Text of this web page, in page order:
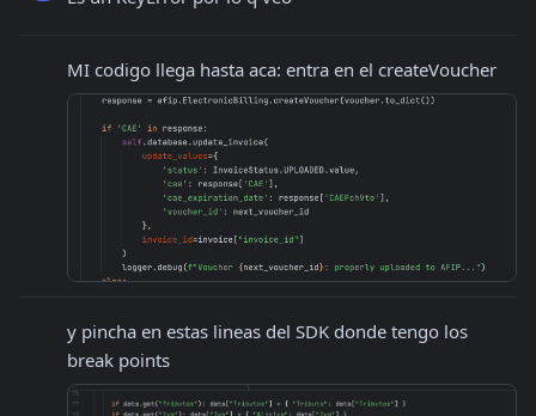
MI codigo llega hasta aca: entra en el createVoucher
y pincha en estas lineas del SDK donde tengo los
break points